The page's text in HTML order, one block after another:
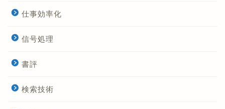
仕事効率化
信号処理
書評
検索技術